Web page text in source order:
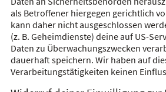
als Betroffener hiergegen gerichtlich
kann daher nicht ausgeschlossen
(z. B. Geheimdienste) deine auf US-
Daten zu Überwachungszwecken
dauerhaft speichern. Wir haben auf
Verarbeitungstätigkeiten keinen